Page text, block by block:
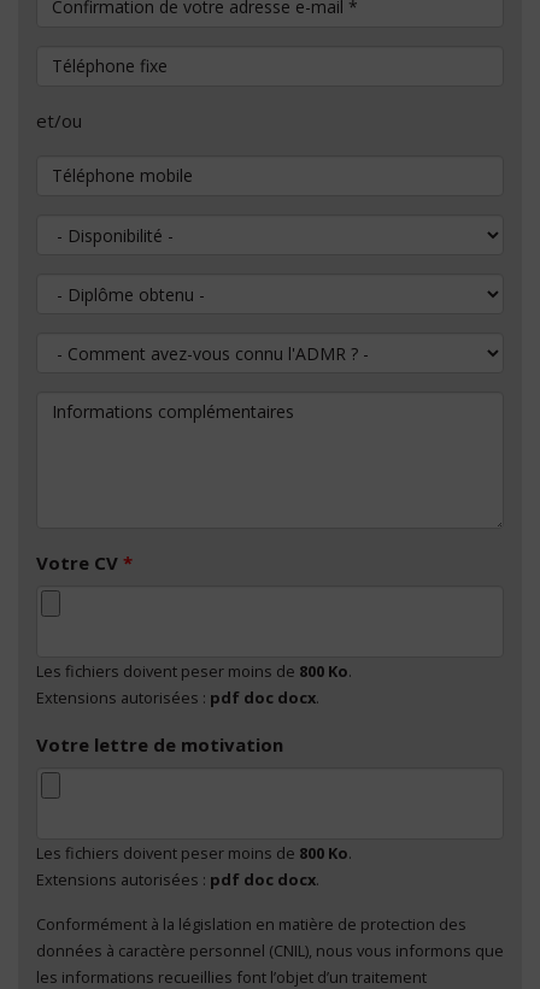
Téléphone fixe
et/ou
Téléphone mobile
Disponibilité
Diplôme obtenu
Comment avez-vous connu l'ADMR ?
Informations complémentaires
Votre CV *
Les fichiers doivent peser moins de 800 Ko.
Extensions autorisées : pdf doc docx.
Votre lettre de motivation
Les fichiers doivent peser moins de 800 Ko.
Extensions autorisées : pdf doc docx.
En cliquant sur "Envoyer", je consens au traitement
de mes données à caractère personnel *
Conformément à la législation en matière de protection des
données à caractère personnel (CNIL), nous vous informons que
les informations recueillies font l’objet d’un traitement